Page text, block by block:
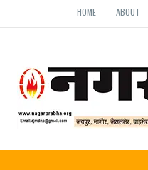
HOME ABOUT